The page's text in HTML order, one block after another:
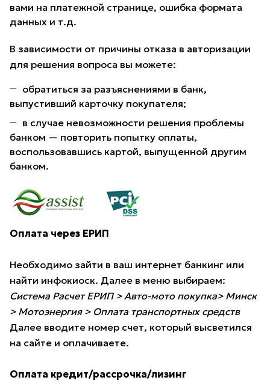
вами на платежной странице, ошибка формата
данных и т.д.
В зависимости от причины отказа в авторизации
для решения вопроса вы можете:
обратиться за разъяснениями в банк,
выпустивший карточку покупателя;
в случае невозможности решения проблемы
банком — повторить попытку оплаты,
воспользовавшись картой, выпущенной другим
банком.
Оплата через ЕРИП
Необходимо зайти в ваш интернет банкинг или
найти инфокиоск. Далее в меню выбираем:
Система Расчет ЕРИП > Авто-мото покупка> Минск
> Мотоэнергия > Оплата транспортных средств
Далее вводите номер счет, который высветился
на сайте и оплачиваете.
Оплата кредит/рассрочка/лизинг